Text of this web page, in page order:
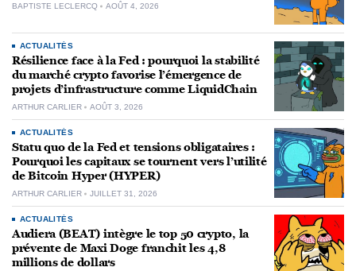
BAPTISTE LECLERCQ AOÛT 4, 2026
ACTUALITÉS
Résilience face à la Fed : pourquoi la stabilité
du marché crypto favorise l’émergence de
projets d’infrastructure comme LiquidChain
ARTHUR CARLIER AOÛT 3, 2026
ACTUALITÉS
Statu quo de la Fed et tensions obligataires :
Pourquoi les capitaux se tournent vers l’utilité
de Bitcoin Hyper (HYPER)
ARTHUR CARLIER JUILLET 31, 2026
ACTUALITÉS
Audiera (BEAT) intègre le top 50 crypto, la
prévente de Maxi Doge franchit les 4,8
millions de dollars